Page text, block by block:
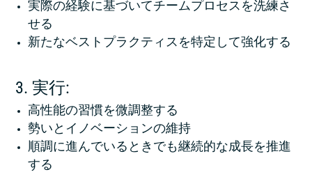
実際の経験に基づいてチームプロセスを洗練さ
せる
新たなベストプラクティスを特定して強化する
3. 実行:
高性能の習慣を微調整する
勢いとイノベーションの維持
順調に進んでいるときでも継続的な成長を推進
する